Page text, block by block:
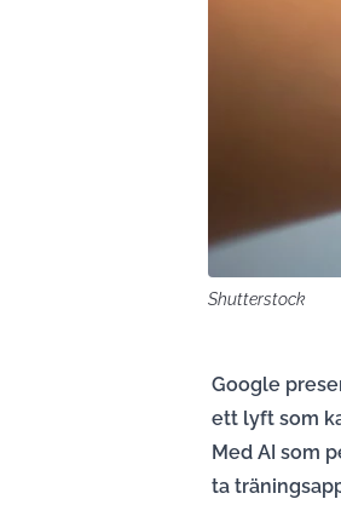
Shutterstock
Google
ett lyft som
Med AI som
ta